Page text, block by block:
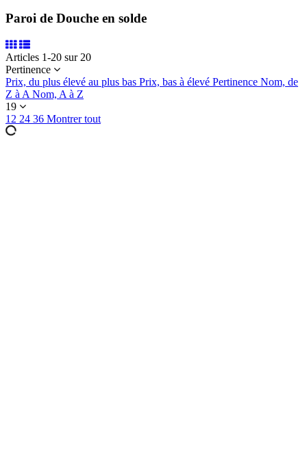
Paroi de Douche en solde
Articles 1-20 sur 20
Pertinence
Prix, du plus élevé au plus bas Prix, bas à élevé Pertinence Nom, de
Z à A Nom, A à Z
19
12 24 36 Montrer tout